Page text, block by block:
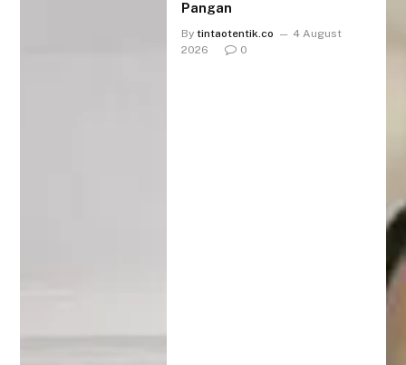
Pangan
By tintaotentik.co
4 August
2026
0